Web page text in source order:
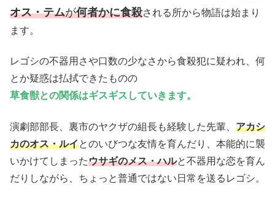
オス・テムが何者かに食殺される所から物語は始まり
ます。
レゴシの不器用さや口数の少なさから食殺犯に疑われ、何
とか疑惑は払拭できたものの
草食獣との関係はギスギスしていきます。
演劇部部長、裏市のヤクザの組長も経験した先輩、 アカシ
カのオス・ルイとのいびつな友情を育んだり、本能的に襲
いかけてしまったウサギのメス・ハルと不器用な恋を育ん
だりしながら、ちょっと普通ではない日常を送るレゴシ。